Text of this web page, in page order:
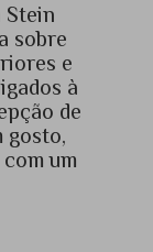
Stein
sobre
e
à
de
gosto,
um